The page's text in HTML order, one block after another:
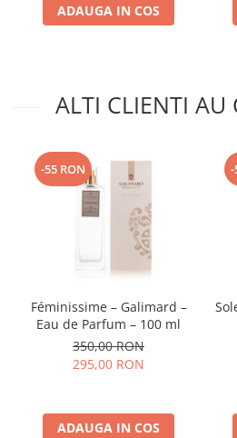
ADAUGA IN COS
ALTI CLIENTI AU
-55 RON
Féminissime – Galimard –
Eau de Parfum – 100 ml
350,00 RON
295,00 RON
ADAUGA IN COS
-